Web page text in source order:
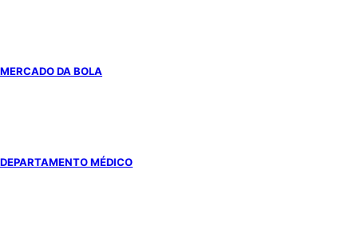
MERCADO DA BOLA
DEPARTAMENTO MÉDICO